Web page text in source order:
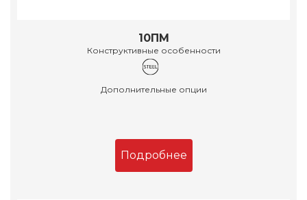
10ПМ
Конструктивные особенности
Дополнительные опции
Подробнее